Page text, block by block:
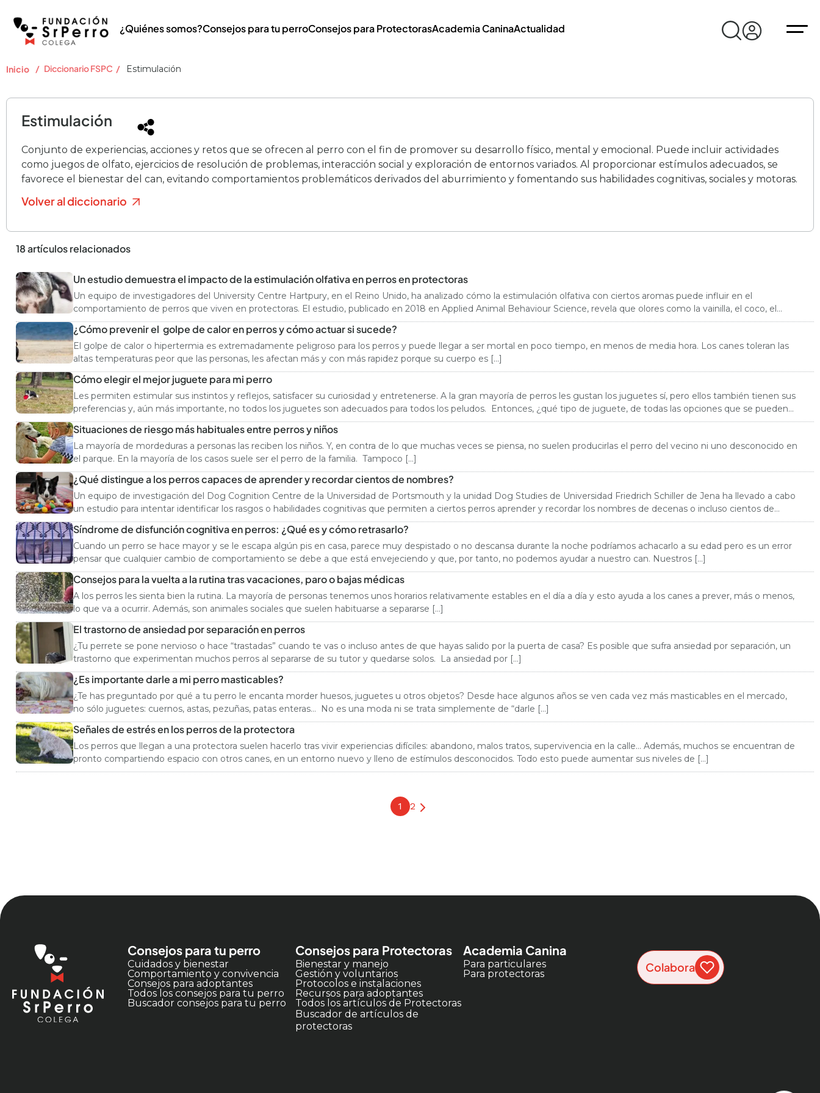
¿Quiénes somos?Consejos para tu perroConsejos para ProtectorasAcademia CaninaActualidad
Inicio / Diccionario FSPC / Estimulación
Estimulación
Conjunto de experiencias, acciones y retos que se ofrecen al perro con el fin de promover su desarrollo físico, mental y emocional. Puede incluir actividades
como juegos de olfato, ejercicios de resolución de problemas, interacción social y exploración de entornos variados. Al proporcionar estímulos adecuados, se
favorece el bienestar del can, evitando comportamientos problemáticos derivados del aburrimiento y fomentando sus habilidades cognitivas, sociales y motoras.
Volver al diccionario
18 artículos relacionados
Un estudio demuestra el impacto de la estimulación olfativa en perros en protectoras
Un equipo de investigadores del University Centre Hartpury, en el Reino Unido, ha analizado cómo la estimulación olfativa con ciertos aromas puede influir en el
comportamiento de perros que viven en protectoras. El estudio, publicado en 2018 en Applied Animal Behaviour Science, revela que olores como la vainilla, el coco, el
jengibre o la valeriana […]
¿Cómo prevenir el golpe de calor en perros y cómo actuar si sucede?
El golpe de calor o hipertermia es extremadamente peligroso para los perros y puede llegar a ser mortal en poco tiempo, en menos de media hora. Los canes toleran las
altas temperaturas peor que las personas, les afectan más y con más rapidez porque su cuerpo es […]
Cómo elegir el mejor juguete para mi perro
Les permiten estimular sus instintos y reflejos, satisfacer su curiosidad y entretenerse. A la gran mayoría de perros les gustan los juguetes sí, pero ellos también tienen sus
preferencias y, aún más importante, no todos los juguetes son adecuados para todos los peludos. Entonces, ¿qué tipo de juguete, de todas las opciones que se pueden
[…]
Situaciones de riesgo más habituales entre perros y niños
La mayoría de mordeduras a personas las reciben los niños. Y, en contra de lo que muchas veces se piensa, no suelen producirlas el perro del vecino ni uno desconocido en
el parque. En la mayoría de los casos suele ser el perro de la familia. Tampoco […]
¿Qué distingue a los perros capaces de aprender y recordar cientos de nombres?
Un equipo de investigación del Dog Cognition Centre de la Universidad de Portsmouth y la unidad Dog Studies de Universidad Friedrich Schiller de Jena ha llevado a cabo
un estudio para intentar identificar los rasgos o habilidades cognitivas que permiten a ciertos perros aprender y recordar los nombres de decenas o incluso cientos de
objetos. […]
Síndrome de disfunción cognitiva en perros: ¿Qué es y cómo retrasarlo?
Cuando un perro se hace mayor y se le escapa algún pis en casa, parece muy despistado o no descansa durante la noche podríamos achacarlo a su edad pero es un error
pensar que cualquier cambio de comportamiento se debe a que está envejeciendo y que, por tanto, no podemos ayudar a nuestro can. Nuestros […]
Consejos para la vuelta a la rutina tras vacaciones, paro o bajas médicas
A los perros les sienta bien la rutina. La mayoría de personas tenemos unos horarios relativamente estables en el día a día y esto ayuda a los canes a prever, más o menos,
lo que va a ocurrir. Además, son animales sociales que suelen habituarse a separarse […]
El trastorno de ansiedad por separación en perros
¿Tu perrete se pone nervioso o hace “trastadas” cuando te vas o incluso antes de que hayas salido por la puerta de casa? Es posible que sufra ansiedad por separación, un
trastorno que experimentan muchos perros al separarse de su tutor y quedarse solos. La ansiedad por […]
¿Es importante darle a mi perro masticables?
¿Te has preguntado por qué a tu perro le encanta morder huesos, juguetes u otros objetos? Desde hace algunos años se ven cada vez más masticables en el mercado,
no sólo juguetes: cuernos, astas, pezuñas, patas enteras… No es una moda ni se trata simplemente de “darle […]
Señales de estrés en los perros de la protectora
Los perros que llegan a una protectora suelen hacerlo tras vivir experiencias difíciles: abandono, malos tratos, supervivencia en la calle… Además, muchos se encuentran de
pronto compartiendo espacio con otros canes, en un entorno nuevo y lleno de estímulos desconocidos. Todo esto puede aumentar sus niveles de […]
1 2
Consejos para tu perro
Cuidados y bienestar
Comportamiento y convivencia
Consejos para adoptantes
Todos los consejos para tu perro
Buscador consejos para tu perro
Consejos para Protectoras
Bienestar y manejo
Gestión y voluntarios
Protocolos e instalaciones
Recursos para adoptantes
Todos los artículos de Protectoras
Buscador de artículos de
protectoras
Academia Canina
Para particulares
Para protectoras
Colabora